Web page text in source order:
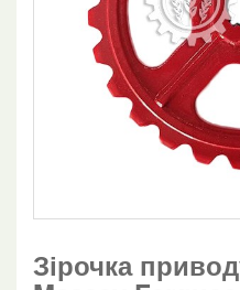
Зірочка